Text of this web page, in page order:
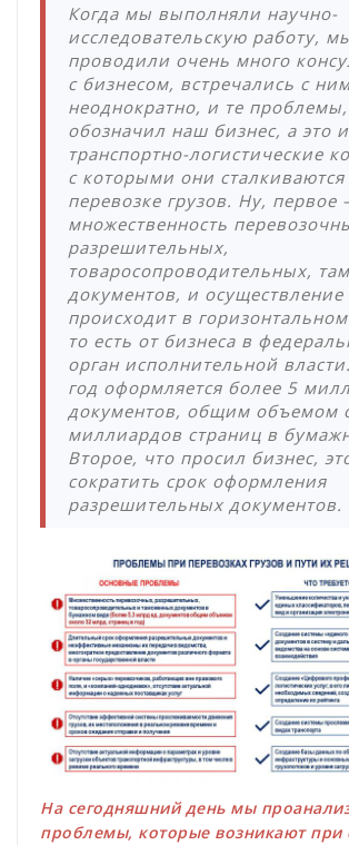
Когда мы выполняли научно-
исследовательскую работу,
проводили очень много
с бизнесом, встречались с
неоднократно, и те
обозначил наш бизнес, а это
транспортно-логистические
с которыми они
перевозке грузов. Ну, первое
множественность
разрешительных,
товаросопроводительных,
документов, и осуществление
происходит в
то есть от бизнеса в
орган исполнительной
год оформляется более 5
документов, общим объемом
миллиардов страниц в
Второе, что просил бизнес,
сократить срок оформления
разрешительных документов.
На сегодняшний день мы
проблемы, которые возникают